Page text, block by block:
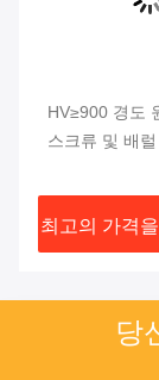
HV≥900 경도
스크류 및 배
10000mm) 사
최고의 가격
당